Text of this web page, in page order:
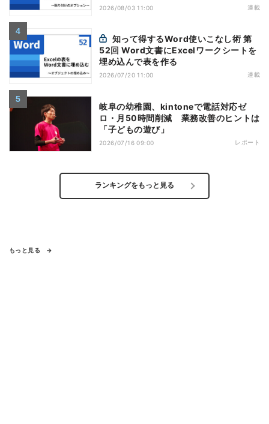
2026/08/03 11:00 連載
52回 Word文書にExcelワークシートを
埋め込んで表を作る
2026/07/20 11:00 連載
岐阜の幼稚園、kintoneで電話対応ゼ
ロ・月50時間削減 業務改善のヒントは
「子どもの遊び」
2026/07/16 09:00 レポート
ランキングをもっと見る
もっと見る